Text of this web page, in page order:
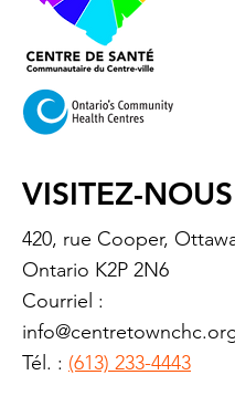
VISITEZ-NOUS
420, rue Cooper,
Ontario K2P 2N6
Courriel :
Tél. : (613) 233-4443